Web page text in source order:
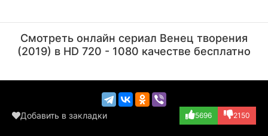
(отец Лизы)
(Михалыч)
Смотреть онлайн сериал Венец творения
(2019) в HD 720 - 1080 качестве бесплатно
Добавить в закладки 5696 2150